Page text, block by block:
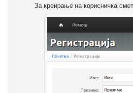
За креирање на корисничка